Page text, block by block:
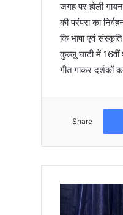
जगह पर होली
की परंपरा का
कि भाषा एवं
कुल्लू घाटी में 16वीं
गीत गाकर दर्शकों
Share